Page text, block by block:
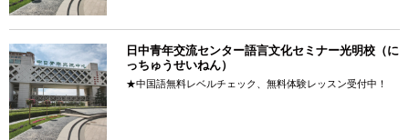
日中青年交流センター語言文化セミナー光明校（に
っちゅうせいねん）
★中国語無料レベルチェック、無料体験レッスン受付中！